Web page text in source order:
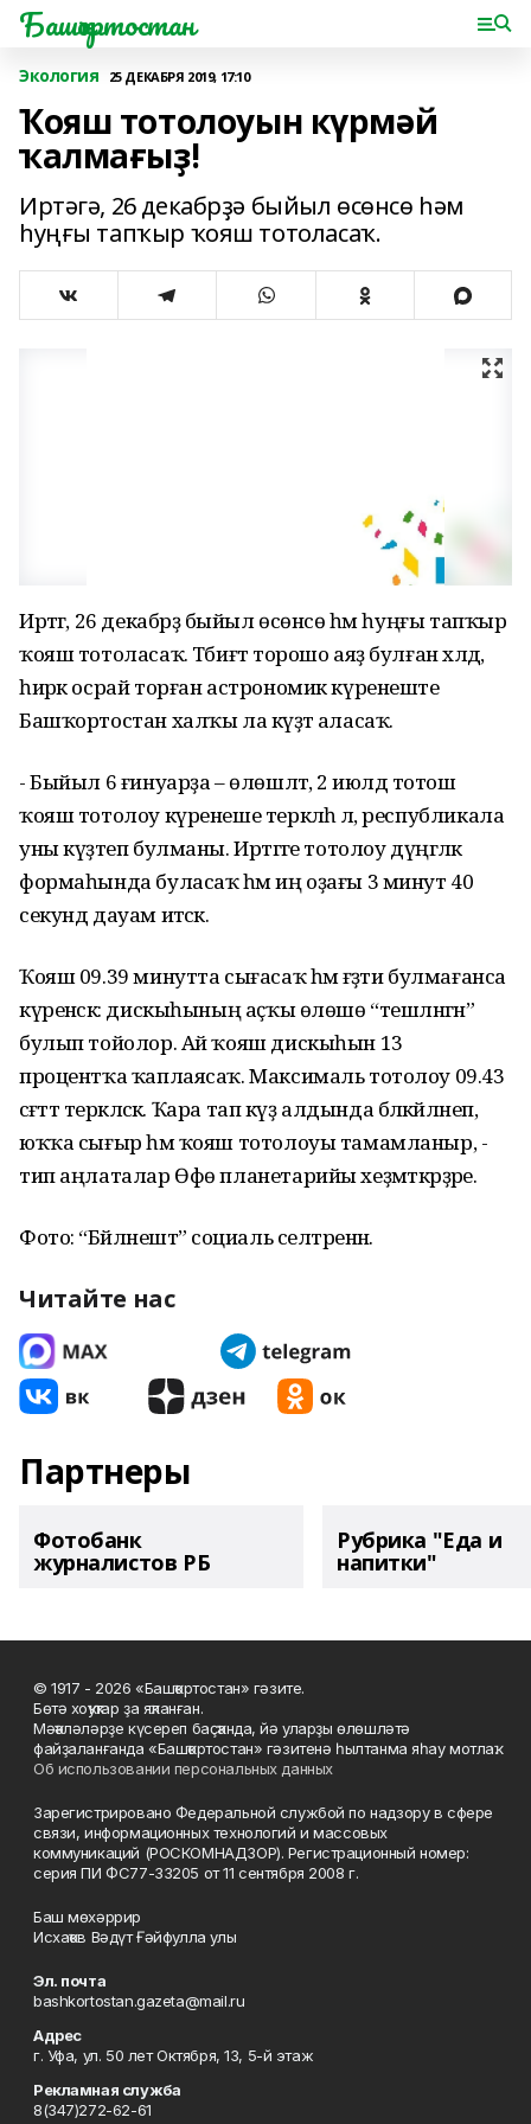
Башҡортостан
Экология 25 ДЕКАБРЯ 2019, 17:10
Ҡояш тотолоуын күрмәй
ҡалмағыҙ!
Иртәгә, 26 декабрҙә быйыл өсөнсө һәм
һуңғы тапҡыр ҡояш тотоласаҡ.
Иртәгә, 26 декабрҙә быйыл өсөнсө һәм һуңғы тапҡыр
ҡояш тотоласаҡ. Тәбиғәт торошо аяҙ булған хәлдә,
һирәк осрай торған астрономик күренеште
Башҡортостан халҡы ла күҙәтә аласаҡ.
- Быйыл 6 ғинуарҙа – өлөшләтә, 2 июлдә тотош
ҡояш тотолоу күренеше теркәлһә лә, республикала
уны күҙәтеп булманы. Иртәгәге тотолоу дүңгәләк
формаһында буласаҡ һәм иң оҙағы 3 минут 40
секунд дауам итәсәк.
Ҡояш 09.39 минутта сығасаҡ һәм ғәҙәти булмағанса
күренәсәк: дискыһының аҫҡы өлөшө “тешләнгән”
булып тойолор. Ай ҡояш дискыһын 13
процентҡа ҡаплаясаҡ. Максималь тотолоу 09.43
сәғәттә теркәләсәк. Ҡара тап күҙ алдында бәләкәйләнеп,
юҡҡа сығыр һәм ҡояш тотолоуы тамамланыр, -
тип аңлаталар Өфө планетарийы хеҙмәткәрҙәре.
Фото: “Бәйләнештә” социаль селтәренән.
Читайте нас
Партнеры
Фотобанк
журналистов РБ
Рубрика "Еда и
напитки"
© 1917 - 2026 «Башҡортостан» гәзите.
Бөтә хоҡуҡтар ҙа яҡланған.
Мәҡәләләрҙе күсереп баҫҡанда, йә уларҙы өлөшләтә
файҙаланғанда «Башҡортостан» гәзитенә һылтанма яһау мотлаҡ.
Об использовании персональных данных
Зарегистрировано Федеральной службой по надзору в сфере
связи, информационных технологий и массовых
коммуникаций (РОСКОМНАДЗОР). Регистрационный номер:
серия ПИ ФС77-33205 от 11 сентября 2008 г.
Баш мөхәррир
Исхаҡов Вәдүт Ғәйфулла улы
Эл. почта
bashkortostan.gazeta@mail.ru
Адрес
г. Уфа, ул. 50 лет Октября, 13, 5-й этаж
Рекламная служба
8(347)272-62-61